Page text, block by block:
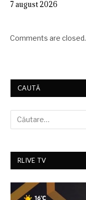
7 august 2026
Comments are closed.
CAUTĂ
RLIVE TV